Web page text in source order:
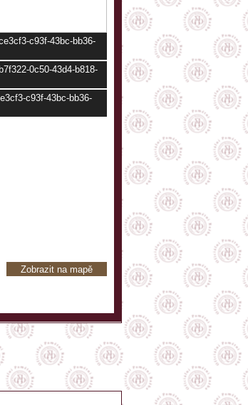
c93f-43bc-bb36-
0c50-43d4-b818-
c93f-43bc-bb36-
Zobrazit na mapě